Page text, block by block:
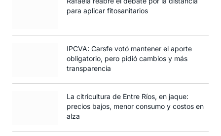
para aplicar fitosanitarios
IPCVA: Carsfe votó mantener el aporte
obligatorio, pero pidió cambios y más
transparencia
La citricultura de Entre Ríos, en jaque:
precios bajos, menor consumo y costos en
alza